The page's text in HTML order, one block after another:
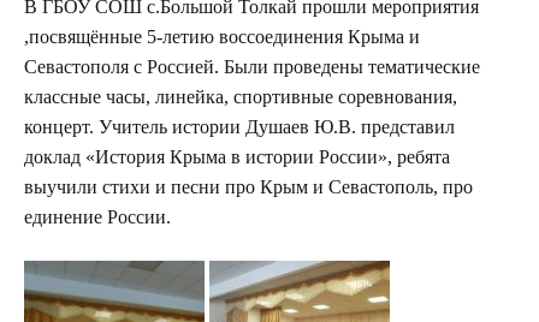
В ГБОУ СОШ с.Большой Толкай прошли мероприятия
,посвящённые 5-летию воссоединения Крыма и
Севастополя с Россией. Были проведены тематические
классные часы, линейка, спортивные соревнования,
концерт. Учитель истории Душаев Ю.В. представил
доклад «История Крыма в истории России», ребята
выучили стихи и песни про Крым и Севастополь, про
единение России.